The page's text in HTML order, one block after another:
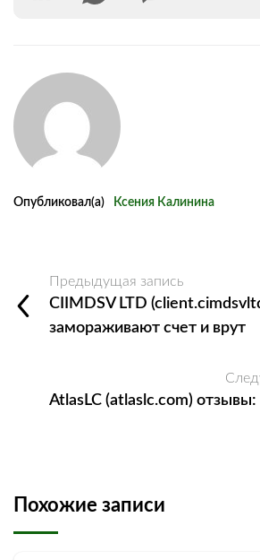
Опубликовал(а) Ксения Калинина
Предыдущая запись
CIIMDSV LTD
замораживают счет и врут
AtlasLC (atlaslc.com)
Похожие записи